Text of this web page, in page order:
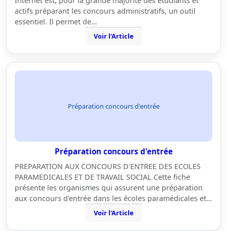
actifs préparant les concours administratifs, un outil
essentiel. Il permet de…
Voir l'Article
Préparation concours d'entrée
Préparation concours d'entrée
PREPARATION AUX CONCOURS D'ENTREE DES ECOLES
PARAMEDICALES ET DE TRAVAIL SOCIAL Cette fiche
présente les organismes qui assurent une préparation
aux concours d'entrée dans les écoles paramédicales et…
Voir l'Article